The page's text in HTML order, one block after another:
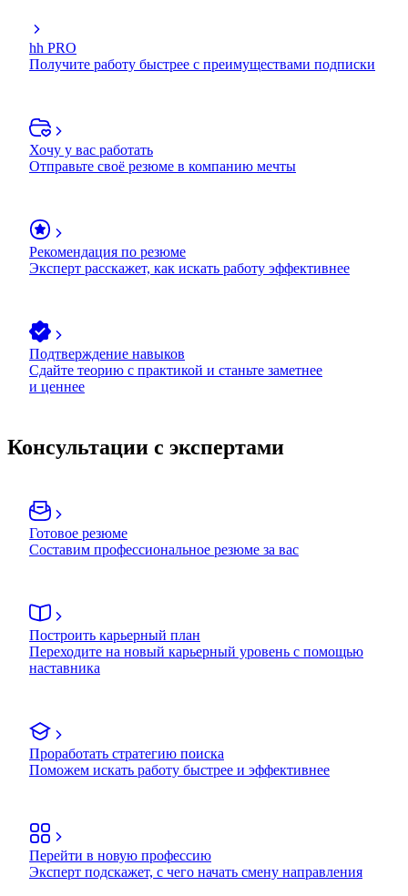
hh PRO
Получите работу быстрее с преимуществами подписки
Хочу у вас работать
Отправьте своё резюме в компанию мечты
Рекомендация по резюме
Эксперт расскажет, как искать работу эффективнее
Подтверждение навыков
Сдайте теорию с практикой и станьте заметнее
и ценнее
Консультации с экспертами
Готовое резюме
Составим профессиональное резюме за вас
Построить карьерный план
Переходите на новый карьерный уровень с помощью
наставника
Проработать стратегию поиска
Поможем искать работу быстрее и эффективнее
Перейти в новую профессию
Эксперт подскажет, с чего начать смену направления